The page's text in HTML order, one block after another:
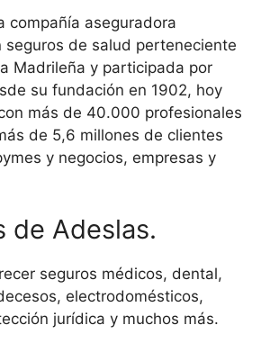
compañía aseguradora
seguros de salud perteneciente
Madrileña y participada por
su fundación en 1902, hoy
más de 40.000 profesionales
de 5,6 millones de clientes
y negocios, empresas y
de Adeslas.
seguros médicos, dental,
electrodomésticos,
jurídica y muchos más.